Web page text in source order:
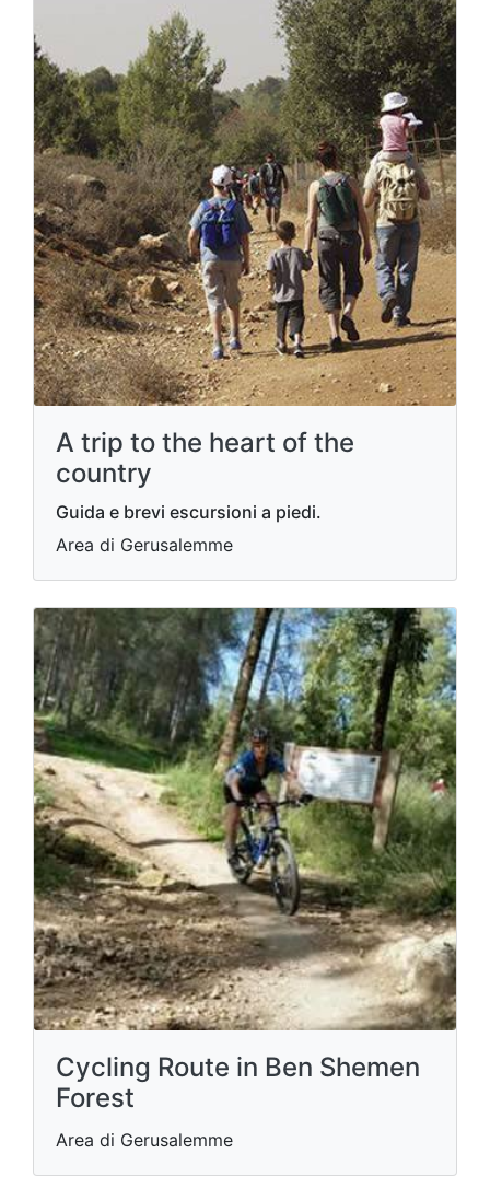
A trip to the heart of the
country
Guida e brevi escursioni a piedi.
Area di Gerusalemme
Cycling Route in Ben Shemen
Forest
Area di Gerusalemme